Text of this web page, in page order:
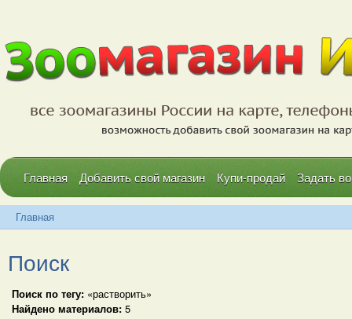
Главная Добавить свой магазин Купи-продай Задать
Главная
Поиск
Поиск по тегу: «растворить»
Найдено материалов: 5